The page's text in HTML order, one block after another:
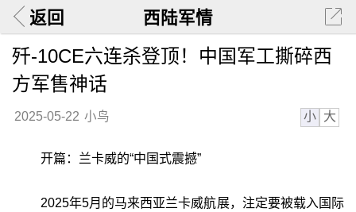
返回 西陆军情
歼-10CE六连杀登顶！中国军工撕碎西
方军售神话
2025-05-22 小鸟 小 大
开篇：兰卡威的“中国式震撼”
2025年5月的马来西亚兰卡威航展，注定要被载入国际